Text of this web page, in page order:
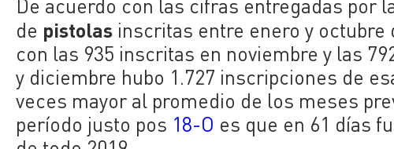
De acuerdo con las cifras entregadas por
de pistolas inscritas entre enero y octubre
con las 935 inscritas en noviembre y las
y diciembre hubo 1.727 inscripciones de
veces mayor al promedio de los meses
período justo pos 18-O es que en 61 días